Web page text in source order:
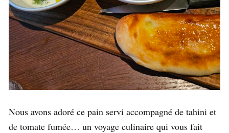
Nous avons adoré ce pain servi accompagné de tahini et
de tomate fumée… un voyage culinaire qui vous fait